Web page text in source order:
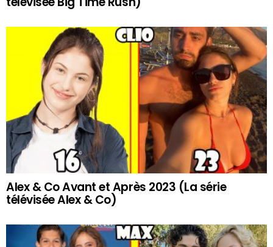
Alex & Co Avant et Après 2023 (La série
télévisée Alex & Co)